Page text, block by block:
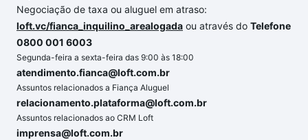
Negociação de taxa ou aluguel em atraso:
loft.vc/fianca_inquilino_arealogada ou através do Telefone
0800 001 6003
Segunda-feira a sexta-feira das 9:00 às 18:00
atendimento.fianca@loft.com.br
Assuntos relacionados a Fiança Aluguel
relacionamento.plataforma@loft.com.br
Assuntos relacionados ao CRM Loft
imprensa@loft.com.br